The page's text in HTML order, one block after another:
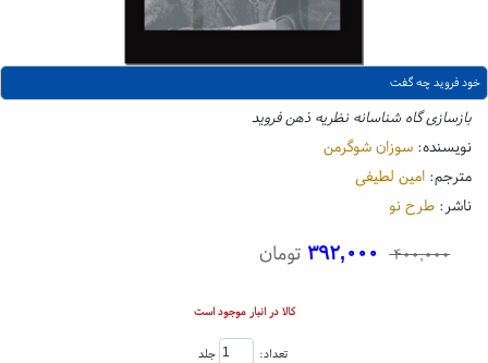
خود فروید چه گفت
بازسازی گاه شناسانه نظریه ذهن فروید
نویسنده: سوزان شوگرمن
مترجم: امین لطیفی
ناشر: طرح نو
۴۰۰,۰۰۰ ۳۹۲,۰۰۰ تومان
کالا در انبار موجود است
تعداد: جلد